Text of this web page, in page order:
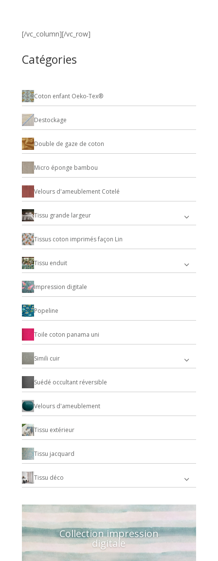
Catégories
Coton enfant Oeko-Tex®
Destockage
Double de gaze de coton
Micro éponge bambou
Velours d'ameublement Cotelé
Tissu grande largeur
Tissus coton imprimés façon Lin
Tissu enduit
Impression digitale
Popeline
Toile coton panama uni
Simili cuir
Suédé occultant réversible
Velours d'ameublement
Tissu extérieur
Tissu jacquard
Tissu déco
Collection impression
digitale
[/vc_column][/vc_row]